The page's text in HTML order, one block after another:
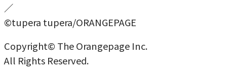
／
©tupera tupera/ORANGEPAGE
Copyright© The Orangepage Inc.
All Rights Reserved.